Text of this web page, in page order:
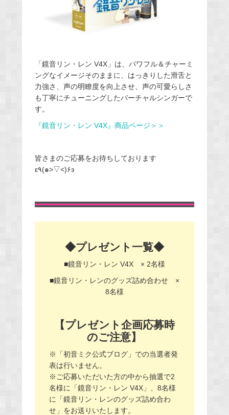
「鏡音リン・レン V4X」は、パワフル＆チャーミ
ングなイメージそのままに、はっきりした滑舌と
力強さ、声の明瞭度を向上させ、声の可愛らしさ
も丁寧にチューニングしたバーチャルシンガーで
す。
『鏡音リン・レン V4X』商品ページ＞＞
皆さまのご応募をお待ちしております
ε٩(๑>▽<)۶з
◆プレゼント一覧◆
■鏡音リン・レン V4X × 2名様
■鏡音リン・レンのグッズ詰め合わせ ×
8名様
【プレゼント企画応募時
のご注意】
※「初音ミク公式ブログ」での当選者発
表は行いません。
※ご応募いただいた方の中から抽選で2
名様に「鏡音リン・レン V4X」、8名様
に「鏡音リン・レンのグッズ詰め合わ
せ」をお送りいたします。